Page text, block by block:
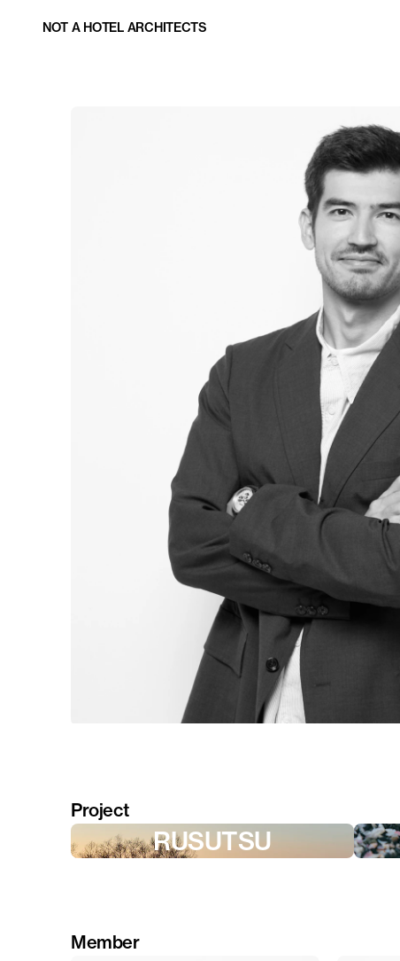
NOT A HOTEL ARCHITECTS
Project
RUSUTSU
Member